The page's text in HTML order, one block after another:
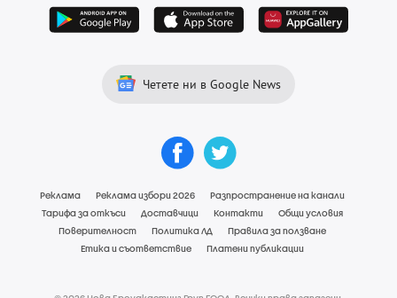
Четете ни в Google News
Реклама Реклама избори 2026
Разпространение на канали
Тарифа за откъси
Доставчици Контакти
Общи условия
Поверителност
Политика ЛД
Правила за ползване
Етика и съответствие
Платени публикации